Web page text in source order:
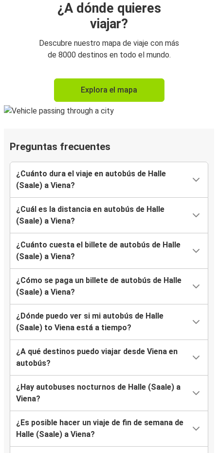
¿A dónde quieres
viajar?
Descubre nuestro mapa de viaje con más
de 8000 destinos en todo el mundo.
Explora el mapa
Preguntas frecuentes
¿Cuánto dura el viaje en autobús de Halle
(Saale) a Viena?
¿Cuál es la distancia en autobús de Halle
(Saale) a Viena?
¿Cuánto cuesta el billete de autobús de Halle
(Saale) a Viena?
¿Cómo se paga un billete de autobús de Halle
(Saale) a Viena?
¿Dónde puedo ver si mi autobús de Halle
(Saale) to Viena está a tiempo?
¿A qué destinos puedo viajar desde Viena en
autobús?
¿Hay autobuses nocturnos de Halle (Saale) a
Viena?
¿Es posible hacer un viaje de fin de semana de
Halle (Saale) a Viena?